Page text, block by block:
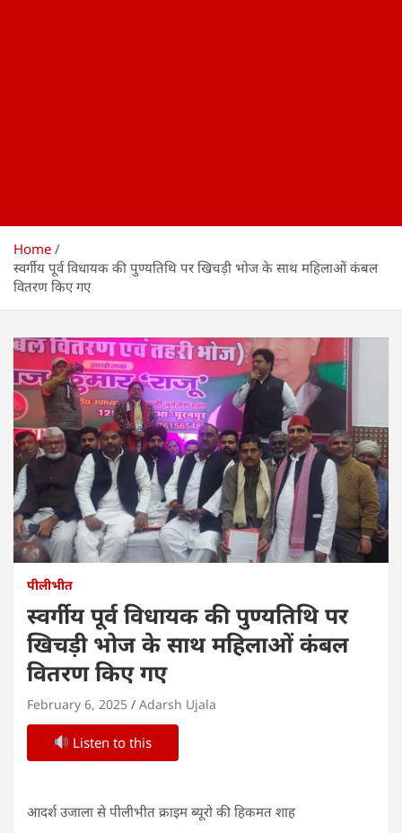
Home
स्वर्गीय पूर्व विधायक की पुण्यतिथि पर खिचड़ी भोज के साथ महिलाओं कंबल
वितरण किए गए
पीलीभीत
स्वर्गीय पूर्व विधायक की पुण्यतिथि पर
खिचड़ी भोज के साथ महिलाओं कंबल
वितरण किए गए
February 6, 2025 Adarsh Ujala
Listen to this
आदर्श उजाला से पीलीभीत क्राइम ब्यूरो की हिकमत शाह